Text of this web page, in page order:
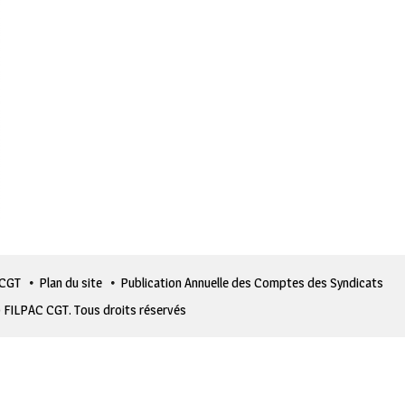
Plan du site
Publication Annuelle des Comptes des Syndicats
CGT. Tous droits réservés